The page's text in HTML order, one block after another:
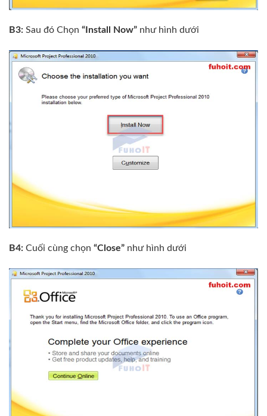
B3: Sau đó Chọn “Install Now” như hình dưới
B4: Cuối cùng chọn “Close” như hình dưới